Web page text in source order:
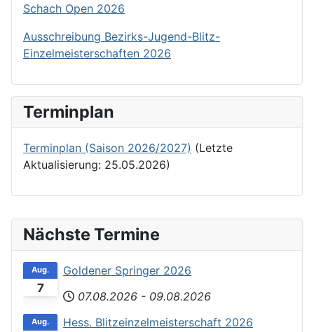
Nächste Termine
7
Aug.
Goldener Springer 2026
07.08.2026 - 09.08.2026
Aug.
Hess. Blitzeinzelmeisterschaft 2026
Schach Open 2026
Ausschreibung Bezirks-Jugend-Blitz-
Einzelmeisterschaften 2026
Terminplan
Terminplan (Saison 2026/2027) (Letzte
Aktualisierung: 25.05.2026)